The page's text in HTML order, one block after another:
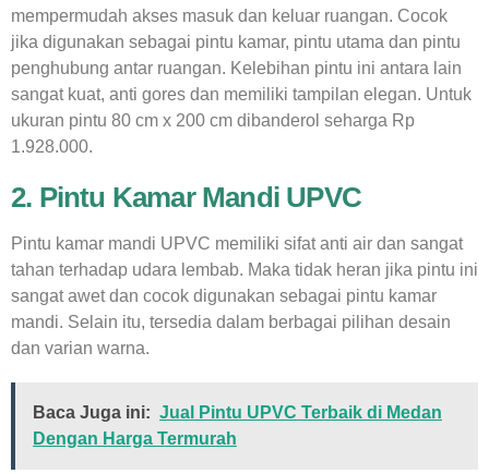
mempermudah akses masuk dan keluar ruangan. Cocok
jika digunakan sebagai pintu kamar, pintu utama dan pintu
penghubung antar ruangan. Kelebihan pintu ini antara lain
sangat kuat, anti gores dan memiliki tampilan elegan. Untuk
ukuran pintu 80 cm x 200 cm dibanderol seharga Rp
1.928.000.
2. Pintu Kamar Mandi UPVC
Pintu kamar mandi UPVC memiliki sifat anti air dan sangat
tahan terhadap udara lembab. Maka tidak heran jika pintu ini
sangat awet dan cocok digunakan sebagai pintu kamar
mandi. Selain itu, tersedia dalam berbagai pilihan desain
dan varian warna.
Baca Juga ini: Jual Pintu UPVC Terbaik di Medan
Dengan Harga Termurah